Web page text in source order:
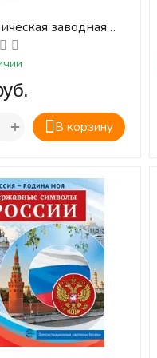
заводная
в асс.
В корзину
+